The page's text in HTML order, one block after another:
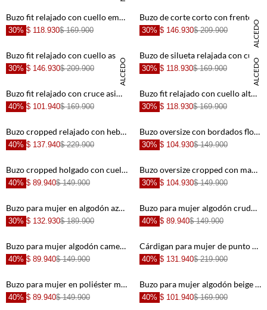
+ +
+ +
+ +
+
Buzo fit relajado con cuello embudo en algodón oliva para mujer
30% $ 118.930$ 169.900 DANIELA SALCEDO
+
30% $ 146.930$ 209.900
DANIELA SALCEDO
+
30% $ 146.930$ 209.900 DANIELA SALCEDO
+
30% $ 118.930$ 169.900
+
Buzo fit relajado con cruce asimétrico en algodón verde oliva para mujer
40% $ 101.940$ 169.900
+
Buzo fit relajado con cuello alto en algodón vinotinto para mujer
30% $ 118.930$ 169.900
+
Buzo cropped relajado con hebillas frontales en algodón café para mujer
40% $ 137.940$ 229.900
+
Buzo oversize con bordados florales en algodón café para mujer
30% $ 104.930$ 149.900
Buzo cropped holgado con cuello alto acanalado de algodón beige para mujer
40% $ 89.940$ 149.900
Buzo oversize cropped con mangas abullonadas en algodón amarillo pastel para mujer
30% $ 104.930$ 149.900
Buzo para mujer en algodón azul cielo fit relajado con media cremallera
30% $ 132.930$ 189.900
Buzo para mujer algodón crudo corte relajado con hombro caído
40% $ 89.940$ 149.900
Buzo para mujer algodón camel fit relajado con triángulo acanalado
40% $ 89.940$ 149.900
Cárdigan para mujer de punto café oscuro fit relajado con flecos en el bajo
40% $ 131.940$ 219.900
Buzo para mujer en poliéster marfil relajado con cuello envolvente
40% $ 89.940$ 149.900
Buzo para mujer algodón beige fit relajado con escote V
40% $ 101.940$ 169.900